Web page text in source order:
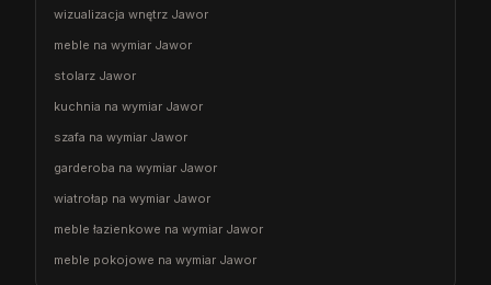
wizualizacja wnętrz Jawor
meble na wymiar Jawor
stolarz Jawor
kuchnia na wymiar Jawor
szafa na wymiar Jawor
garderoba na wymiar Jawor
wiatrołap na wymiar Jawor
meble łazienkowe na wymiar Jawor
meble pokojowe na wymiar Jawor